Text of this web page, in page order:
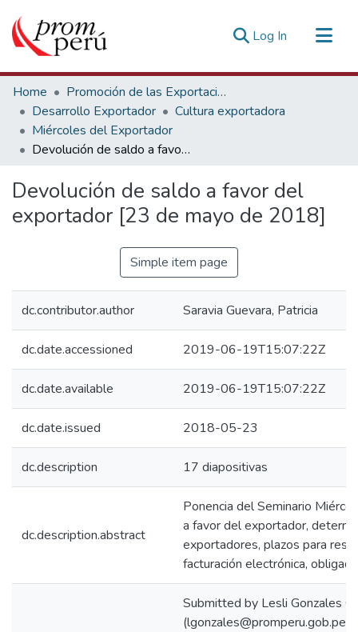
Log In (current)
Communities & Collections
All of DSpace
Statistics
Estadísticas Externas
Home
Promoción de las Exportaciones
Desarrollo Exportador
Cultura exportadora
Miércoles del Exportador
Devolución de saldo a favor del exportador [23 de mayo de 2018]
Devolución de saldo a favor del
exportador [23 de mayo de 2018]
Simple item page
dc.contributor.author Saravia Guevara, Patricia
dc.date.accessioned 2019-06-19T15:07:22Z
dc.date.available 2019-06-19T15:07:22Z
dc.date.issued 2018-05-23
dc.description 17 diapositivas
dc.description.abstract
Ponencia del Seminario
a favor del exportador,
exportadores, plazos para
facturación electrónica,
Submitted by Lesli Gonzales